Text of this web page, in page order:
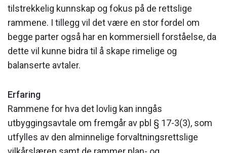
tilstrekkelig kunnskap og fokus på de rettslige
rammene. I tillegg vil det være en stor fordel om
begge parter også har en kommersiell forståelse, da
dette vil kunne bidra til å skape rimelige og
balanserte avtaler.
Erfaring
Rammene for hva det lovlig kan inngås
utbyggingsavtale om fremgår av pbl § 17-3(3), som
utfylles av den alminnelige forvaltningsrettslige